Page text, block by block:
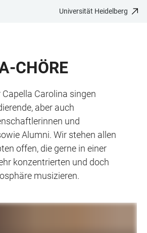
Universität Heidelberg
CHÖRE
Capella Carolina singen
aber auch
und
Alumni. Wir stehen allen
offen, die gerne in einer
konzentrierten und doch
musizieren.